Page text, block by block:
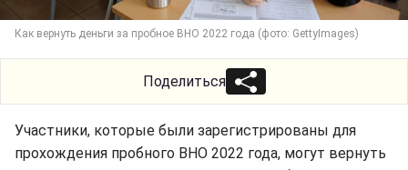
Как вернуть деньги за пробное ВНО 2022 года (фото: GettyImages)
Поделиться
Участники, которые были зарегистрированы для
прохождения пробного ВНО 2022 года, могут вернуть